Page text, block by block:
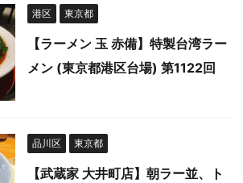
港区 東京都
【ラーメン 玉 赤備】特製台湾ラー
メン (東京都港区台場) 第1122回
品川区 東京都
【武蔵家 大井町店】朝ラー並、ト